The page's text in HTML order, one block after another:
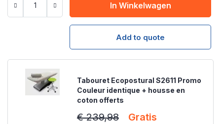
In Winkelwagen
Add to quote
Tabouret Ecopostural S2611 Promo
Couleur identique + housse en
coton offerts
€ 239,98 Gratis